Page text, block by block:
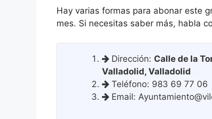
Hay varias formas para abonar este
mes. Si necesitas saber más, habla
Dirección: Calle de la
Valladolid, Valladolid
Teléfono: 983 69 77 06
Email: